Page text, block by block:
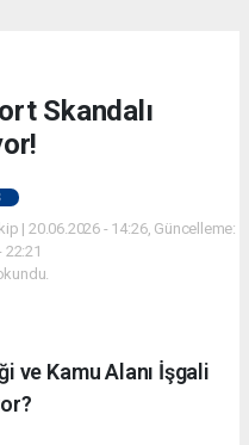
Skandalı
| 20.06.2026 - 14:26, Güncelleme:
22:21
ve Kamu Alanı İşgali